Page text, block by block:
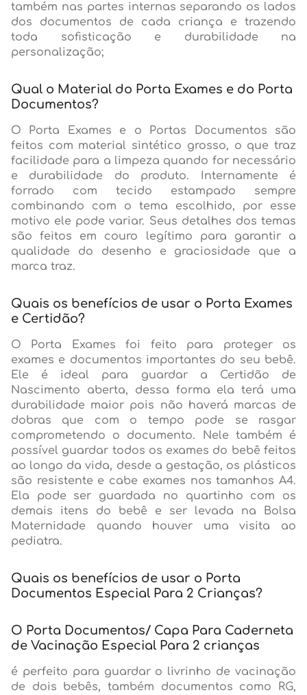
também nas partes internas separando os lados
dos documentos de cada criança e trazendo
toda sofisticação e durabilidade na
personalização;
Qual o Material do Porta Exames e do Porta
Documentos?
O Porta Exames e o Portas Documentos são
feitos com material sintético grosso, o que traz
facilidade para a limpeza quando for necessário
e durabilidade do produto. Internamente é
forrado com tecido estampado sempre
combinando com o tema escolhido, por esse
motivo ele pode variar. Seus detalhes dos temas
são feitos em couro legítimo para garantir a
qualidade do desenho e graciosidade que a
marca traz.
Quais os benefícios de usar o Porta Exames
e Certidão?
O Porta Exames foi feito para proteger os
exames e documentos importantes do seu bebê.
Ele é ideal para guardar a Certidão de
Nascimento aberta, dessa forma ela terá uma
durabilidade maior pois não haverá marcas de
dobras que com o tempo pode se rasgar
comprometendo o documento. Nele também é
possível guardar todos os exames do bebê feitos
ao longo da vida, desde a gestação, os plásticos
são resistente e cabe exames nos tamanhos A4.
Ela pode ser guardada no quartinho com os
demais itens do bebê e ser levada na Bolsa
Maternidade quando houver uma visita ao
pediatra.
Quais os benefícios de usar o Porta
Documentos Especial Para 2 Crianças?
O Porta Documentos/ Capa Para Caderneta
de Vacinação Especial Para 2 crianças
é perfeito para guardar o livrinho de vacinação
de dois bebês, também documentos como RG,